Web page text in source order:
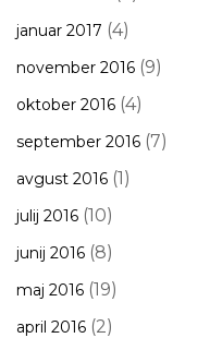
januar 2017 (4)
november 2016 (9)
oktober 2016 (4)
september 2016 (7)
avgust 2016 (1)
julij 2016 (10)
junij 2016 (8)
maj 2016 (19)
april 2016 (2)